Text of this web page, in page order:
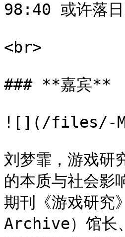
98:40 或许落
<br>
### **嘉宾**
![](/files/-
刘梦霏，游戏研
的本质与社会影
期刊《游戏研究
Archive）馆长